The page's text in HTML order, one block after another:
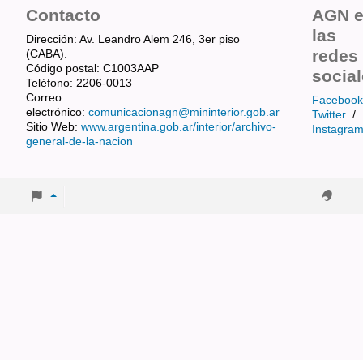
Contacto
Dirección: Av. Leandro Alem 246, 3er piso
(CABA).
Código postal: C1003AAP
Teléfono: 2206-0013
Correo
electrónico: comunicacionagn@mininterior.gob.ar
Sitio Web: www.argentina.gob.ar/interior/archivo-
general-de-la-nacion
AGN
las
redes
Facebook
Twitter /
Instagram